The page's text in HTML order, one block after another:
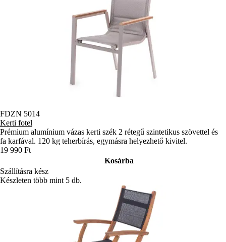
FDZN 5014
Kerti fotel
Prémium alumínium vázas kerti szék 2 rétegű szintetikus szövettel és
fa karfával. 120 kg teherbírás, egymásra helyezhető kivitel.
19 990 Ft
Kosárba
Szállításra kész
Készleten több mint 5 db.